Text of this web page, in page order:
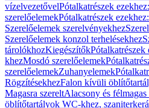
vízelvezetővelPótalkatrészek
szerelőelemekPótalkatrészek
Szerelőelemek szerelvényekhez
Szerelőelemek konzol terhelésekhez
tárolókhozKiegészítők
khezMosdó szerelőelemek
szerelőelemekZuhanyelemek
RögzítésekhezFalon kívüli
Magasra szereltAlacsony és félmagas
öblítőtartályok WC-khez,